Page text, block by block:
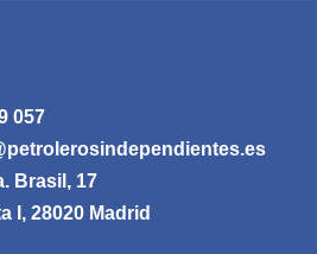
057
Brasil, 17
I, 28020 Madrid